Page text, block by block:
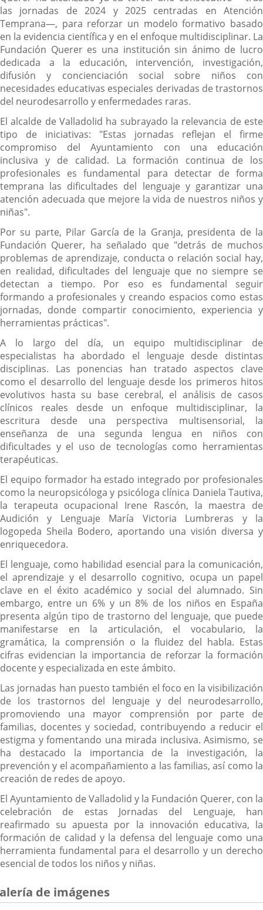
las jornadas de 2024 y 2025 centradas en Atención
Temprana—, para reforzar un modelo formativo basado
en la evidencia científica y en el enfoque multidisciplinar. La
Fundación Querer es una institución sin ánimo de lucro
dedicada a la educación, intervención, investigación,
difusión y concienciación social sobre niños con
necesidades educativas especiales derivadas de trastornos
del neurodesarrollo y enfermedades raras.
El alcalde de Valladolid ha subrayado la relevancia de este
tipo de iniciativas: "Estas jornadas reflejan el firme
compromiso del Ayuntamiento con una educación
inclusiva y de calidad. La formación continua de los
profesionales es fundamental para detectar de forma
temprana las dificultades del lenguaje y garantizar una
atención adecuada que mejore la vida de nuestros niños y
niñas".
Por su parte, Pilar García de la Granja, presidenta de la
Fundación Querer, ha señalado que "detrás de muchos
problemas de aprendizaje, conducta o relación social hay,
en realidad, dificultades del lenguaje que no siempre se
detectan a tiempo. Por eso es fundamental seguir
formando a profesionales y creando espacios como estas
jornadas, donde compartir conocimiento, experiencia y
herramientas prácticas".
A lo largo del día, un equipo multidisciplinar de
especialistas ha abordado el lenguaje desde distintas
disciplinas. Las ponencias han tratado aspectos clave
como el desarrollo del lenguaje desde los primeros hitos
evolutivos hasta su base cerebral, el análisis de casos
clínicos reales desde un enfoque multidisciplinar, la
escritura desde una perspectiva multisensorial, la
enseñanza de una segunda lengua en niños con
dificultades y el uso de tecnologías como herramientas
terapéuticas.
El equipo formador ha estado integrado por profesionales
como la neuropsicóloga y psicóloga clínica Daniela Tautiva,
la terapeuta ocupacional Irene Rascón, la maestra de
Audición y Lenguaje María Victoria Lumbreras y la
logopeda Sheila Bodero, aportando una visión diversa y
enriquecedora.
El lenguaje, como habilidad esencial para la comunicación,
el aprendizaje y el desarrollo cognitivo, ocupa un papel
clave en el éxito académico y social del alumnado. Sin
embargo, entre un 6% y un 8% de los niños en España
presenta algún tipo de trastorno del lenguaje, que puede
manifestarse en la articulación, el vocabulario, la
gramática, la comprensión o la fluidez del habla. Estas
cifras evidencian la importancia de reforzar la formación
docente y especializada en este ámbito.
Las jornadas han puesto también el foco en la visibilización
de los trastornos del lenguaje y del neurodesarrollo,
promoviendo una mayor comprensión por parte de
familias, docentes y sociedad, contribuyendo a reducir el
estigma y fomentando una mirada inclusiva. Asimismo, se
ha destacado la importancia de la investigación, la
prevención y el acompañamiento a las familias, así como la
creación de redes de apoyo.
El Ayuntamiento de Valladolid y la Fundación Querer, con la
celebración de estas Jornadas del Lenguaje, han
reafirmado su apuesta por la innovación educativa, la
formación de calidad y la defensa del lenguaje como una
herramienta fundamental para el desarrollo y un derecho
esencial de todos los niños y niñas.
de imágenes